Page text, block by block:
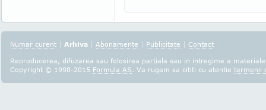
Numar curent | Arhiva | Abonamente | Publicitate | Contact
Reproducerea, difuzarea sau folosirea partiala sau in intregime a
Copyright © 1998-2015 Formula AS. Va rugam sa cititi cu atentie termenii